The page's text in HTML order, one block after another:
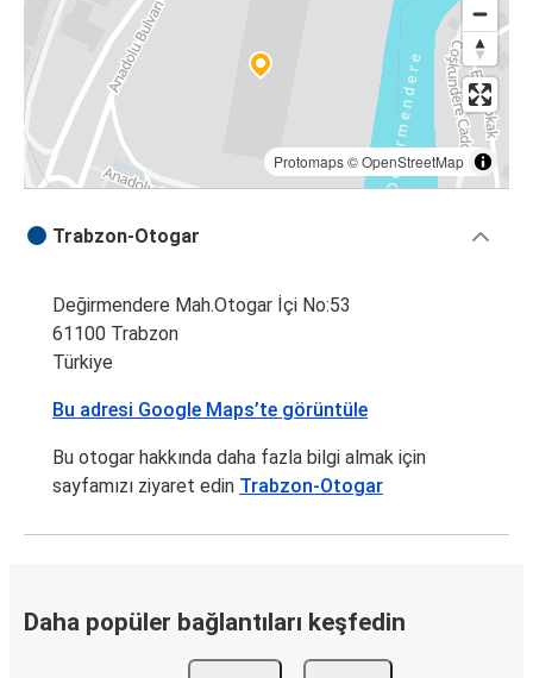
Protomaps©OpenStreetMap
Trabzon-Otogar
Değirmendere Mah.Otogar İçi No:53
61100 Trabzon
Türkiye
Bu adresi Google Maps’te görüntüle
Bu otogar hakkında daha fazla bilgi almak için
sayfamızı ziyaret edin Trabzon-Otogar
Daha popüler bağlantıları keşfedin